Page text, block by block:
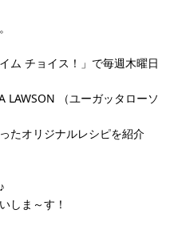
ム チョイス！」で毎週木曜日
LAWSON （ユーガッタローソ
たオリジナルレシピを紹介
しま～す！